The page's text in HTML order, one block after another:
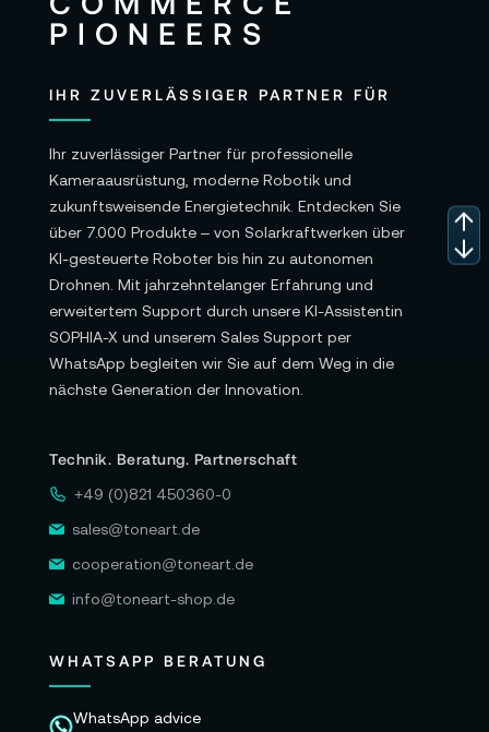
IHR ZUVERLÄSSIGER PARTNER FÜR
Ihr zuverlässiger Partner für professionelle
Kameraausrüstung, moderne Robotik und
zukunftsweisende Energietechnik. Entdecken Sie
über 7.000 Produkte – von Solarkraftwerken über
KI-gesteuerte Roboter bis hin zu autonomen
Drohnen. Mit jahrzehntelanger Erfahrung und
erweitertem Support durch unsere KI-Assistentin
SOPHIA-X und unserem Sales Support per
WhatsApp begleiten wir Sie auf dem Weg in die
nächste Generation der Innovation.
Technik. Beratung. Partnerschaft
+49 (0)821 450360-0
sales@toneart.de
cooperation@toneart.de
info@toneart-shop.de
WHATSAPP BERATUNG
WhatsApp advice